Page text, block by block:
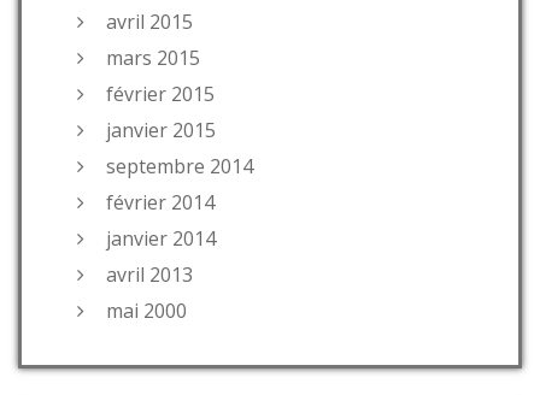
avril 2015
mars 2015
février 2015
janvier 2015
septembre 2014
février 2014
janvier 2014
avril 2013
mai 2000